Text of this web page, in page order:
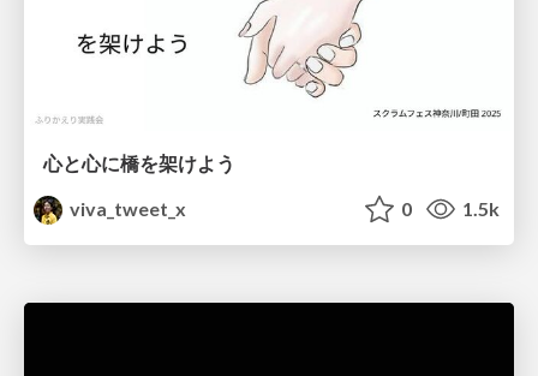
心と心に橋を架けよう
viva_tweet_x
0 1.5k